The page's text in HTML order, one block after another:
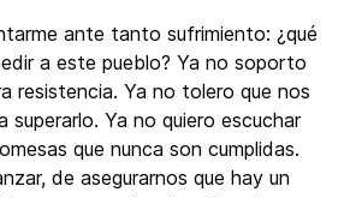
ante tanto sufrimiento: ¿qué
a este pueblo? Ya no soporto
resistencia. Ya no tolero que nos
superarlo. Ya no quiero escuchar
que nunca son cumplidas.
de asegurarnos que hay un